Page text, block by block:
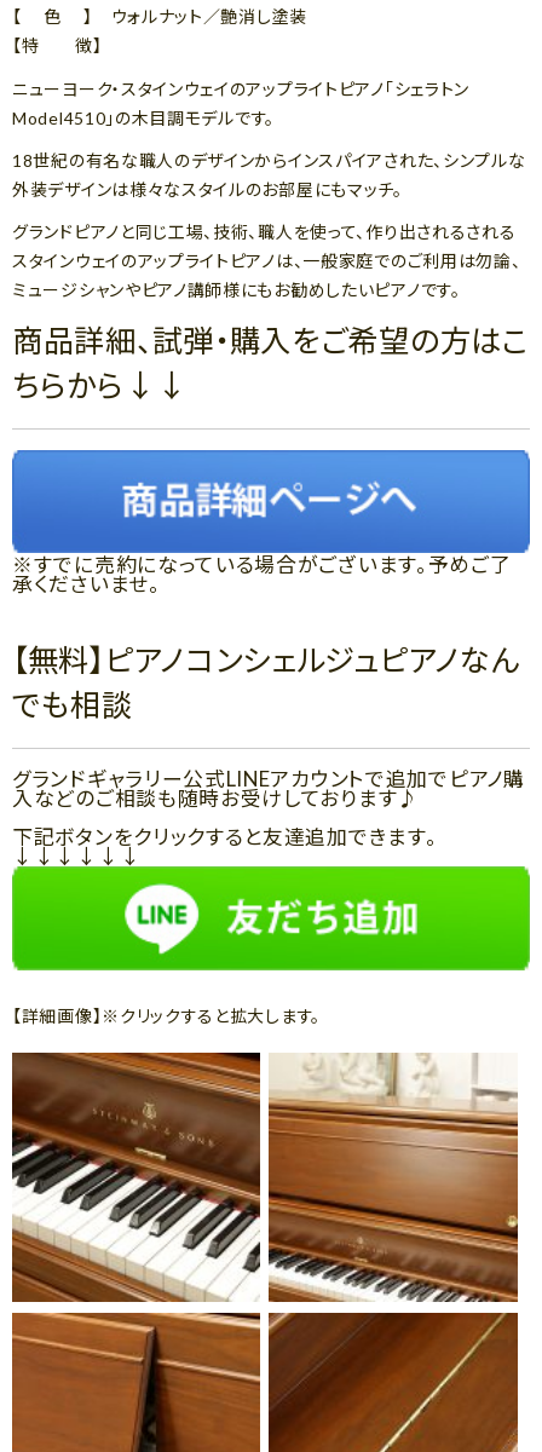
【 色 】 ウォルナット／艶消し塗装
【特 徴】
ニューヨーク・スタインウェイのアップライトピアノ「シェラトン
Model4510」の木目調モデルです。
18世紀の有名な職人のデザインからインスパイアされた、シンプルな
外装デザインは様々なスタイルのお部屋にもマッチ。
グランドピアノと同じ工場、技術、職人を使って、作り出されるされる
スタインウェイのアップライトピアノは、一般家庭でのご利用は勿論、
ミュージシャンやピアノ講師様にもお勧めしたいピアノです。
商品詳細、試弾・購入をご希望の方はこ
ちらから↓↓
※すでに売約になっている場合がございます。予めご了
承くださいませ。
【無料】ピアノコンシェルジュピアノなん
でも相談
グランドギャラリー公式LINEアカウントで追加でピアノ購
入などのご相談も随時お受けしております♪
下記ボタンをクリックすると友達追加できます。
↓↓↓↓↓↓
【詳細画像】※クリックすると拡大します。